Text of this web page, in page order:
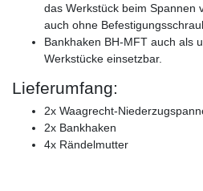
das Werkstück beim Spannen
auch ohne
Bankhaken BH-MFT auch als
Werkstücke einsetzbar.
Lieferumfang:
2x Waagrecht-
2x Bankhaken
4x Rändelmutter